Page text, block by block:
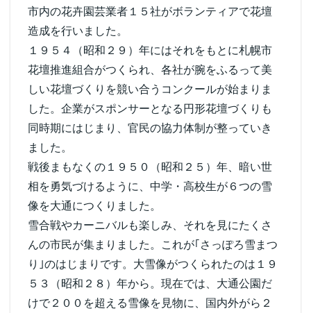
市内の花卉園芸業者１５社がボランティアで花壇
造成を行いました。
１９５４（昭和２９）年にはそれをもとに札幌市
花壇推進組合がつくられ、各社が腕をふるって美
しい花壇づくりを競い合うコンクールが始まりま
した。企業がスポンサーとなる円形花壇づくりも
同時期にはじまり、官民の協力体制が整っていき
ました。
戦後まもなくの１９５０（昭和２５）年、暗い世
相を勇気づけるように、中学・高校生が６つの雪
像を大通につくりました。
雪合戦やカーニバルも楽しみ、それを見にたくさ
んの市民が集まりました。これが｢さっぽろ雪まつ
り｣のはじまりです。大雪像がつくられたのは１９
５３（昭和２８）年から。現在では、大通公園だ
けで２００を超える雪像を見物に、国内外がら２